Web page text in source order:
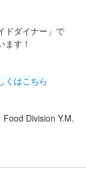
ドダイナー」で
す！
くはこちら
Food Division Y.M.